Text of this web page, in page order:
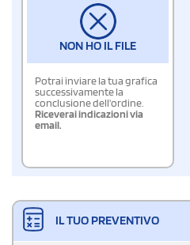
NON HO IL FILE
Potrai inviare la tua grafica
successivamente la
conclusione dell'ordine.
Riceverai indicazioni via
email.
IL TUO PREVENTIVO